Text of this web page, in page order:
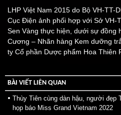
LHP Việt Nam 2015 do Bộ VH-TT-
Cục Điện ảnh phối hợp với Sở VH-
Sen Vàng thực hiện, dưới sự đồng
Cương – Nhãn hàng Kem dưỡng
ty Cổ phần Dược phẩm Hoa Thiên
BÀI VIẾT LIÊN QUAN
Thùy Tiên cùng dàn hậu, người đẹp Thái Lan “gây náo loạn” sân khấu
họp báo Miss Grand Vietnam 2022